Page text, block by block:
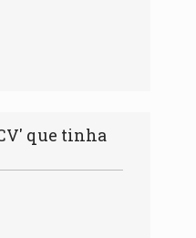
que tinha